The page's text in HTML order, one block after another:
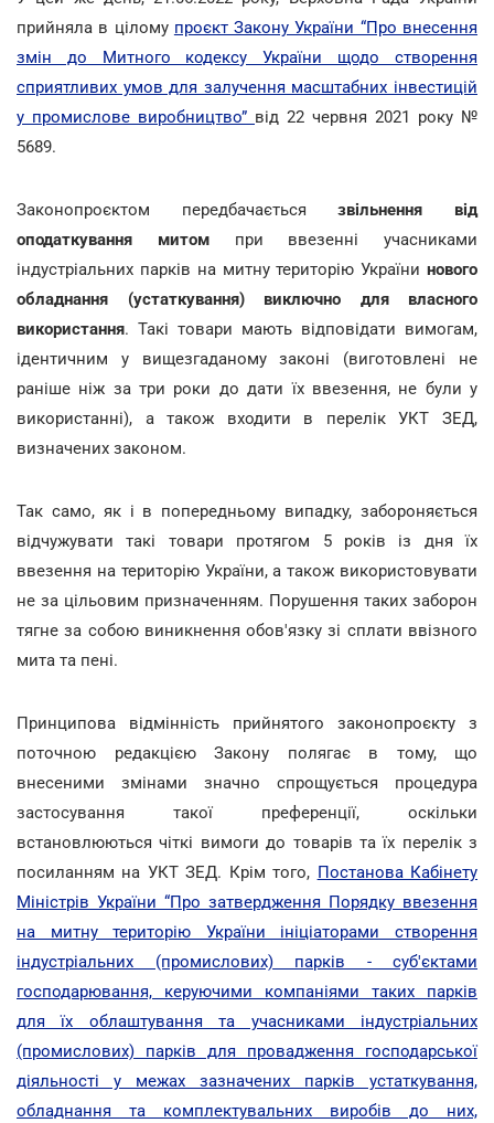
прийняла в цілому проєкт Закону України “Про внесення
змін до Митного кодексу України щодо створення
сприятливих умов для залучення масштабних інвестицій
у промислове виробництво” від 22 червня 2021 року №
5689.
Законопроєктом передбачаєтьсязвільнення від
оподаткування митом при ввезенні учасниками
індустріальних парків на митну територію України нового
обладнання (устаткування) виключно для власного
використання. Такі товари мають відповідати вимогам,
ідентичним у вищезгаданому законі (виготовлені не
раніше ніж за три роки до дати їх ввезення, не були у
використанні), а також входити в перелік УКТ ЗЕД,
визначених законом.
Так само, як і в попередньому випадку, забороняється
відчужувати такі товари протягом 5 років із дня їх
ввезення на територію України, а також використовувати
не за цільовим призначенням. Порушення таких заборон
тягне за собою виникнення обов'язку зі сплати ввізного
мита та пені.
Принципова відмінність прийнятого законопроєкту з
поточною редакцією Закону полягає в тому, що
внесеними змінами значно спрощується процедура
застосування такої преференції, оскільки
встановлюються чіткі вимоги до товарів та їх перелік з
посиланням на УКТ ЗЕД. Крім того, Постанова Кабінету
Міністрів України “Про затвердження Порядку ввезення
на митну територію України ініціаторами створення
індустріальних (промислових) парків - суб'єктами
господарювання, керуючими компаніями таких парків
для їх облаштування та учасниками індустріальних
(промислових) парків для провадження господарської
діяльності у межах зазначених парків устаткування,
обладнання та комплектувальних виробів до них,